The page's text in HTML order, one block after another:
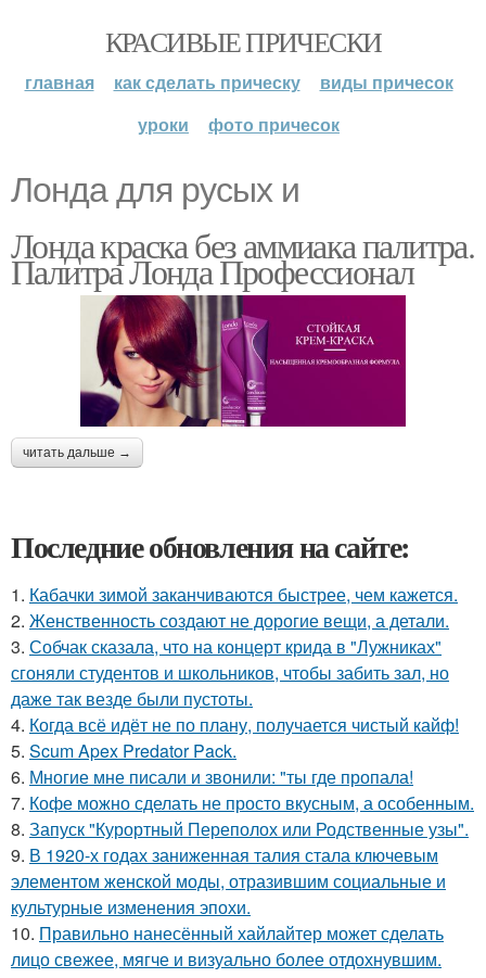
КРАСИВЫЕ ПРИЧЕСКИ
главная как сделать прическу
виды причесок
уроки
фото причесок
Лонда для русых и
Лонда краска без аммиака палитра.
Палитра Лонда Профессионал
читать дальше →
Последние обновления на сайте:
1. Кабачки зимой заканчиваются быстрее, чем кажется.
2. Женственность создают не дорогие вещи, а детали.
3. Собчак сказала, что на концерт крида в "Лужниках"
сгоняли студентов и школьников, чтобы забить зал, но
даже так везде были пустоты.
4. Когда всё идёт не по плану, получается чистый кайф!
5. Scum Apex Predator Pack.
6. Многие мне писали и звонили: "ты где пропала!
7. Кофе можно сделать не просто вкусным, а особенным.
8. Запуск "Курортный Переполох или Родственные узы".
9. В 1920-х годах заниженная талия стала ключевым
элементом женской моды, отразившим социальные и
культурные изменения эпохи.
10. Правильно нанесённый хайлайтер может сделать
лицо свежее, мягче и визуально более отдохнувшим.